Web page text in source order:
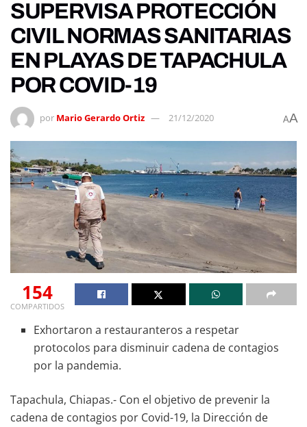
SUPERVISA PROTECCIÓN
CIVIL NORMAS SANITARIAS
EN PLAYAS DE TAPACHULA
POR COVID-19
por Mario Gerardo Ortiz 21/12/2020 AA
154
COMPARTIDOS
Exhortaron a restauranteros a respetar
protocolos para disminuir cadena de contagios
por la pandemia.
Tapachula, Chiapas.- Con el objetivo de prevenir la
cadena de contagios por Covid-19, la Dirección de